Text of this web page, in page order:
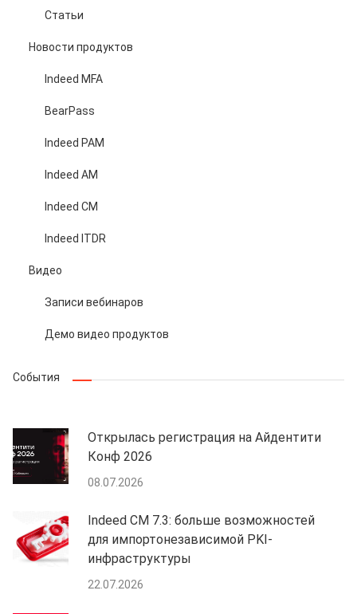
Статьи
Новости продуктов
Indeed MFA
BearPass
Indeed PAM
Indeed AM
Indeed CM
Indeed ITDR
Видео
Записи вебинаров
Демо видео продуктов
События
Открылась регистрация на Айдентити
Конф 2026
08.07.2026
Indeed CM 7.3: больше возможностей
для импортонезависимой PKI-
инфраструктуры
22.07.2026